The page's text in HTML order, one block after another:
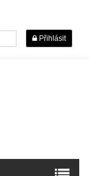
Přihlásit